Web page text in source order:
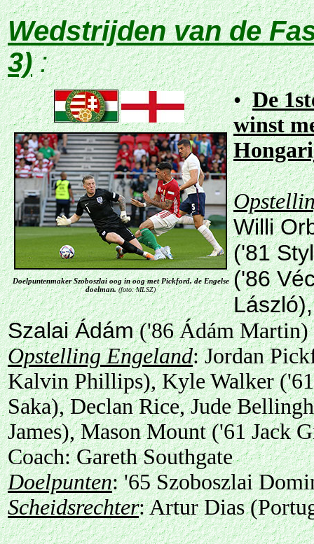
Wedstrijden van de
3):
Doelpuntenmaker Szoboszlai oog in oog met Pickford, de Engelse
doelman.(foto: MLSZ)
•De
winst
Willi
('81
('86
Szalai Ádám('86 Ádám Martin)
Opstelling Engeland: Jordan
Kalvin Phillips), Kyle Walker ('61
Saka), Declan Rice, Jude
James), Mason Mount ('61 Jack
Coach: Gareth Southgate
Doelpunten: '65 Szoboszlai
Scheidsrechter: Artur Dias